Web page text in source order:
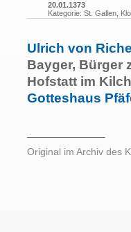
20.01.1373
Kategorie: St. Gallen,
Ulrich von
Bayger, Bürger
Hofstatt im
Gotteshaus
Original im Archiv des